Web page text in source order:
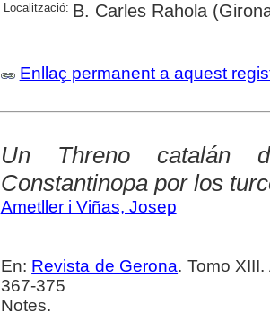
Localització: B. Carles Rahola
Enllaç permanent a aquest
Un Threno catalán
Constantinopa por los
Ametller i Viñas, Josep
En: Revista de Gerona. Tomo
367-375
Notes.